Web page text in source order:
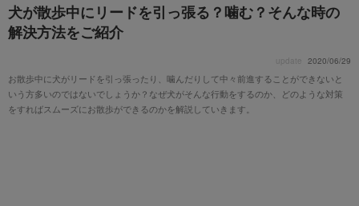
犬が散歩中にリードを引っ張る？噛む？そんな時の
解決方法をご紹介
update 2020/06/29
お散歩中に犬がリードを引っ張ったり、噛んだりして中々前進することができないと
いう方多いのではないでしょうか？なぜ犬がそんな行動をするのか、どのような対策
をすればスムーズにお散歩ができるのかを解説していきます。